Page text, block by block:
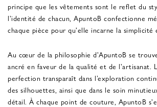
principe que les vêtements sont le reflet du
l'identité de chacun, ApuntoB confectionne
chaque pièce pour qu'elle incarne la simplicité
Au cœur de la philosophie d'ApuntoB se
ancré en faveur de la qualité et de l'artisanat.
perfection transparaît dans l’exploration
des silhouettes, ainsi que dans le soin
détail. À chaque point de couture, ApuntoB